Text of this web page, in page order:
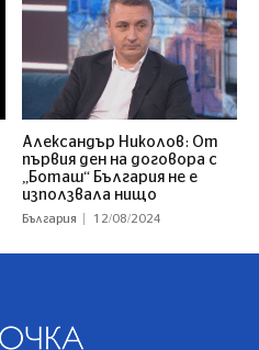
Александър Николов: От
първия ден на договора с
„Боташ“ България не е
използвала нищо
България 12/08/2024